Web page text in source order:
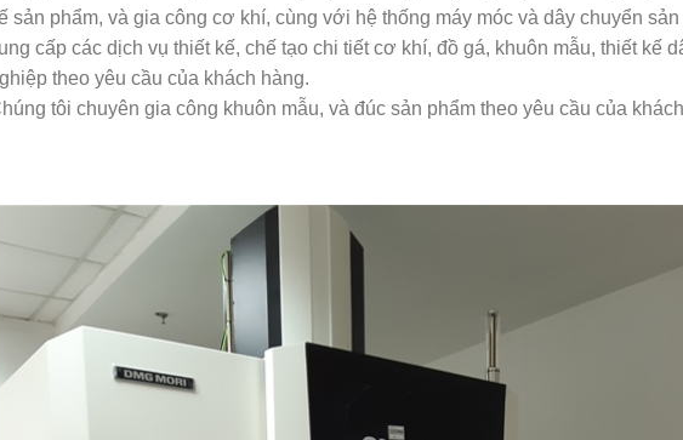
sản phẩm, và gia công cơ khí, cùng với hệ thống máy móc và dây chuyển
cấp các dịch vụ thiết kế, chế tạo chi tiết cơ khí, đồ gá, khuôn mẫu, thiết kế
theo yêu cầu của khách hàng.
tôi chuyên gia công khuôn mẫu, và đúc sản phẩm theo yêu cầu của